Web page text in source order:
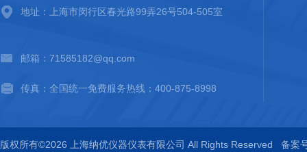
地址：上海市闵行区春光路99弄26号504-505室
邮箱：71585182@qq.com
传真：全国统一免费服务热线：400-875-8998
版权所有©2026 上海纳优仪器仪表有限公司 All Rights Reserved 备案